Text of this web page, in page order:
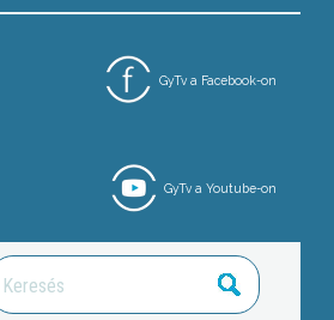
GyTv a Facebook-on
GyTv a Youtube-on